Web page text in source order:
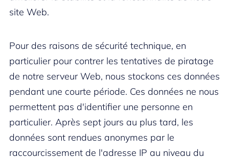
site Web.
Pour des raisons de sécurité technique, en
particulier pour contrer les tentatives de piratage
de notre serveur Web, nous stockons ces données
pendant une courte période. Ces données ne nous
permettent pas d'identifier une personne en
particulier. Après sept jours au plus tard, les
données sont rendues anonymes par le
raccourcissement de l'adresse IP au niveau du